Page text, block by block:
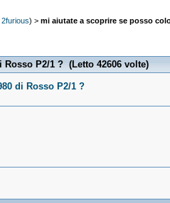
) > mi aiutate a scoprire se posso
P2/1 ? (Letto 42606 volte)
di Rosso P2/1 ?